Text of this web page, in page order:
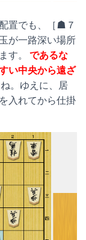
置でも、［☗７
が一路深い場所
す。
であるな
い中央から遠ざ
。ゆえに、居
入れてから仕掛